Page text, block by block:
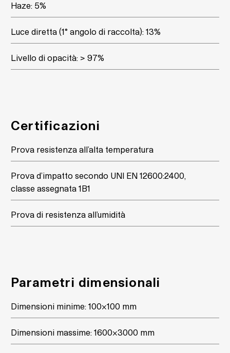
Haze: 5%
Luce diretta (1° angolo di raccolta): 13%
Livello di opacità: > 97%
Certificazioni
Prova resistenza all’alta temperatura
Prova d’impatto secondo UNI EN 12600:2400,
classe assegnata 1B1
Prova di resistenza all’umidità
Parametri dimensionali
Dimensioni minime: 100×100 mm
Dimensioni massime: 1600×3000 mm